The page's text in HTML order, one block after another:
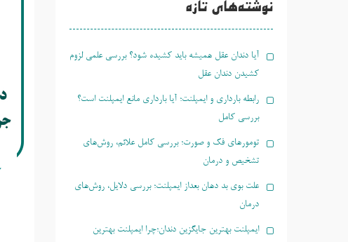
نوشته‌های تازه
آیا دندان عقل همیشه باید کشیده شود؟ بررسی علمی لزوم
کشیدن دندان عقل
رابطه بارداری و ایمپلنت؛ آیا بارداری مانع ایمپلنت است؟
بررسی کامل
تومورهای فک و صورت؛ بررسی کامل علائم، روش‌های
تشخیص و درمان
علت بوی بد دهان بعداز ایمپلنت؛ بررسی دلایل، روش‌های
درمان
ایمپلنت بهترین جایگزین دندان؛چرا ایمپلنت بهترین